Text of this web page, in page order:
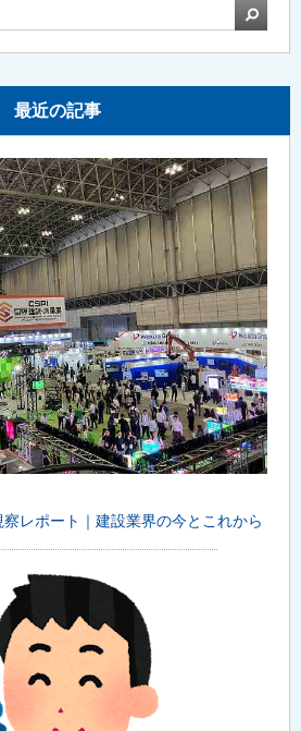
検索
最近の記事
レポート｜建設業界の今とこれから